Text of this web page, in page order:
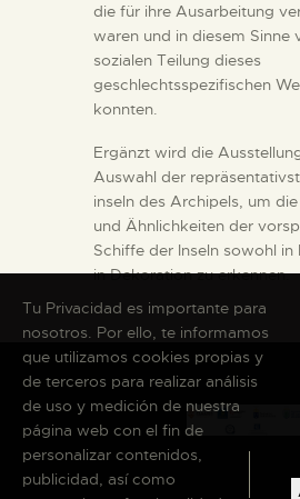
die für ihre Ausarbeitung
waren und in diesem Sinne
sozialen Teilung dieses
geschlechtsspezifischen
konnten.
Ergänzt wird die
Auswahl der
inseln des Archipels, um
und Ähnlichkeiten der
Schiffe der Inseln sowohl in
in Dekoration zu erkennen.
Tu Privacidad es importante para
nosotros. Por ello, te informamos
que utilizamos cookies propias y
de terceros para realizar análisis
de uso y medición de nuestra
página web con el fin de
personalizar contenidos,
publicidad, así como